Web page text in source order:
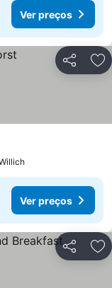
Ver preços
Partilhar
Ver preços
Partilhar